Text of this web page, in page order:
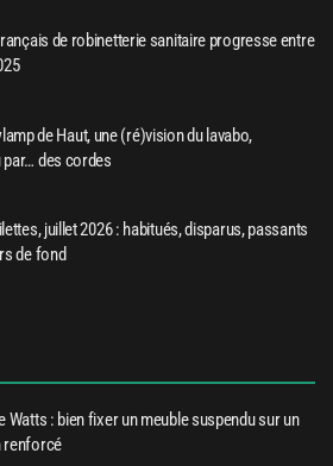
de robinetterie sanitaire progresse entre
de Haut, une (ré)vision du lavabo,
par… des cordes
juillet 2026 : habitués, disparus, passants
de fond
Watts : bien fixer un meuble suspendu sur un
renforcé